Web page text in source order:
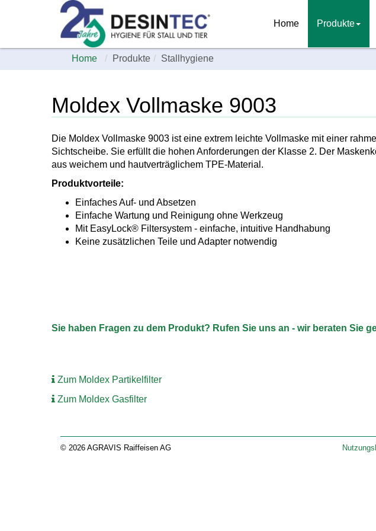
Home Produkte
Home Produkte Stallhygiene
Moldex Vollmaske 9003
Die Moldex Vollmaske 9003 ist eine extrem leichte Vollmaske mit einer
Sichtscheibe. Sie erfüllt die hohen Anforderungen der Klasse 2. Der
aus weichem und hautverträglichem TPE-Material.
Produktvorteile:
Einfaches Auf- und Absetzen
Einfache Wartung und Reinigung ohne Werkzeug
Mit EasyLock® Filtersystem - einfache, intuitive Handhabung
Keine zusätzlichen Teile und Adapter notwendig
Sie haben Fragen zu dem Produkt? Rufen Sie uns an - wir beraten Sie
Zum Moldex Partikelfilter
Zum Moldex Gasfilter
© 2026 AGRAVIS Raiffeisen AG